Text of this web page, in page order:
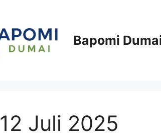
Bapomi
12 Juli 2025